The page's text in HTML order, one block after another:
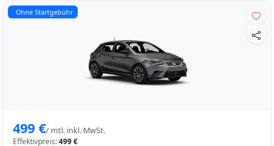
Ohne Startgebühr
499 €/ mtl. inkl. MwSt.
Effektivpreis:499 €